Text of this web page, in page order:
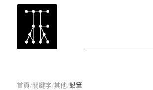
首頁/關鍵字/其他/鉛筆